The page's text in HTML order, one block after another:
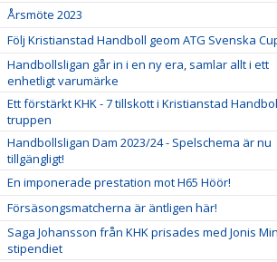
Årsmöte 2023
Följ Kristianstad Handboll geom ATG Svenska
Handbollsligan går in i en ny era, samlar allt i ett
enhetligt varumärke
Ett förstärkt KHK - 7 tillskott i Kristianstad
truppen
Handbollsligan Dam 2023/24 - Spelschema är nu
tillgängligt!
En imponerade prestation mot H65 Höör!
Försäsongsmatcherna är äntligen här!
Saga Johansson från KHK prisades med Jonis
stipendiet